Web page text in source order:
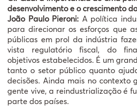
desenvolvimento e o crescimento
João Paulo Pieroni: A política
para direcionar os esforços que
públicas em prol da indústria
vista regulatório fiscal, do
objetivos estabelecidos. É um
tanto o setor público quanto
decisões. Ainda mais no contexto
gente vive, a reindustrialização é
parte dos países.